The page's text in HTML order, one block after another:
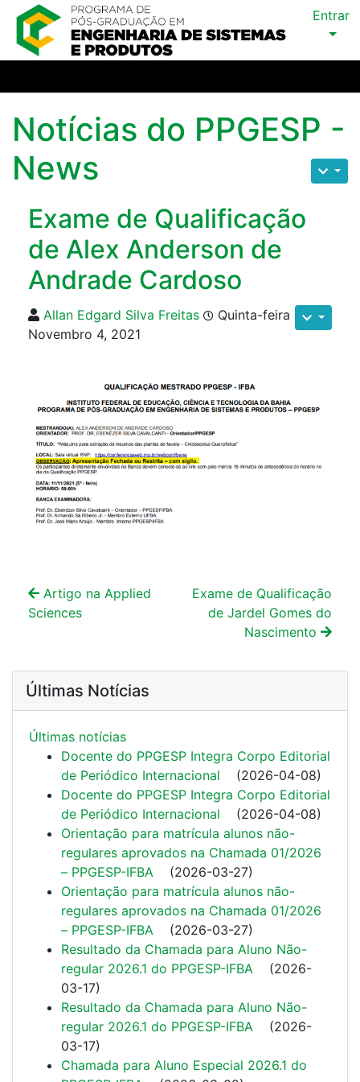
Entrar
Notícias do PPGESP -
News
Exame de Qualificação
de Alex Anderson de
Andrade Cardoso
Allan Edgard Silva Freitas
Quinta-feira
Novembro 4, 2021
Artigo na Applied
Sciences
Exame de Qualificação
de Jardel Gomes do
Nascimento
Últimas Notícias
Últimas notí­cias
Docente do PPGESP Integra Corpo Editorial
de Periódico Internacional
(2026-04-08)
Docente do PPGESP Integra Corpo Editorial
de Periódico Internacional
(2026-04-08)
Orientação para matrícula alunos não-
regulares aprovados na Chamada 01/2026
– PPGESP-IFBA (2026-03-27)
Orientação para matrícula alunos não-
regulares aprovados na Chamada 01/2026
– PPGESP-IFBA (2026-03-27)
Resultado da Chamada para Aluno Não-
regular 2026.1 do PPGESP-IFBA (2026-
03-17)
Resultado da Chamada para Aluno Não-
regular 2026.1 do PPGESP-IFBA (2026-
03-17)
Chamada para Aluno Especial 2026.1 do